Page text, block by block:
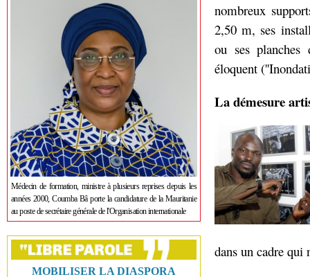
Médecin de formation, ministre à plusieurs reprises depuis les
années 2000, Coumba Bâ porte la candidature de la Mauritanie
au poste de secrétaire générale de l'Organisation internationale
MOBILISER LA DIASPORA
nombreux
2,50 m, ses
ou ses planches
éloquent
La démesure
dans un cadre